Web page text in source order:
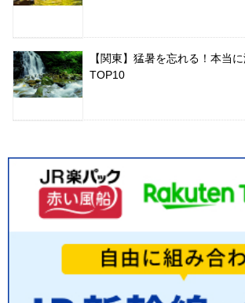
【関東】猛暑を忘れる！本当
TOP10